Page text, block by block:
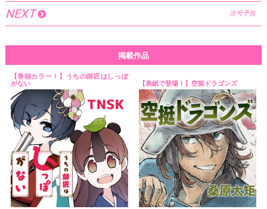
NEXT 次号予告
掲載作品
【巻頭カラー！】うちの師匠はしっぽ
がない
【表紙で登場！】空挺ドラゴンズ